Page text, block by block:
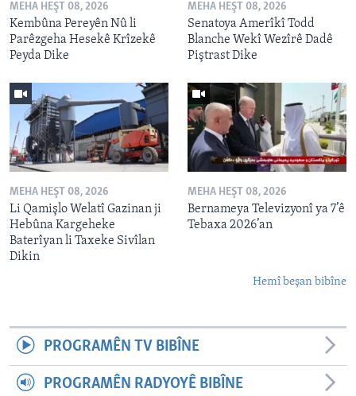
MEHA HEŞT 08, 2026
Kembûna Pereyên Nû li
Parêzgeha Hesekê Krîzekê
Peyda Dike
MEHA HEŞT 08, 2026
Senatoya Amerîkî Todd
Blanche Wekî Wezîrê Dadê
Piştrast Dike
MEHA HEŞT 08, 2026
Li Qamişlo Welatî Gazinan ji
Hebûna Kargeheke
Baterîyan li Taxeke Sivîlan
Dikin
MEHA HEŞT 08, 2026
Bernameya Televizyonî ya 7’ê
Tebaxa 2026’an
Hemî beşan bibîne
PROGRAMÊN TV BIBÎNE
PROGRAMÊN RADYOYÊ BIBÎNE